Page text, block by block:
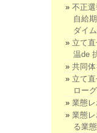
不正
自給
ダイ
立て
温de
共同体
立て
ローグ
業態
業態
る業